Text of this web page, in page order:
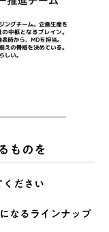
ものを
ださい
なるラインナップ